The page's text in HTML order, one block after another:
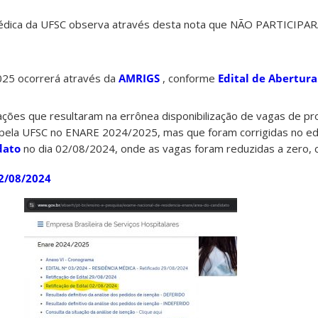
da UFSC observa através desta nota que NÃO
ocorrerá através da AMRIGS , conforme Edital de Abertura
que resultaram na errônea disponibilização de vagas de
UFSC no ENARE 2024/2025, mas que foram corrigidas no
no dia 02/08/2024, onde as vagas foram reduzidas a zero,
08/2024